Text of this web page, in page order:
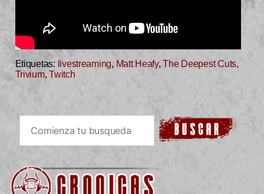
Etiquetas: livestreaming, Matt Heafy,The Deepest Cuts,
Trivium,Twitch